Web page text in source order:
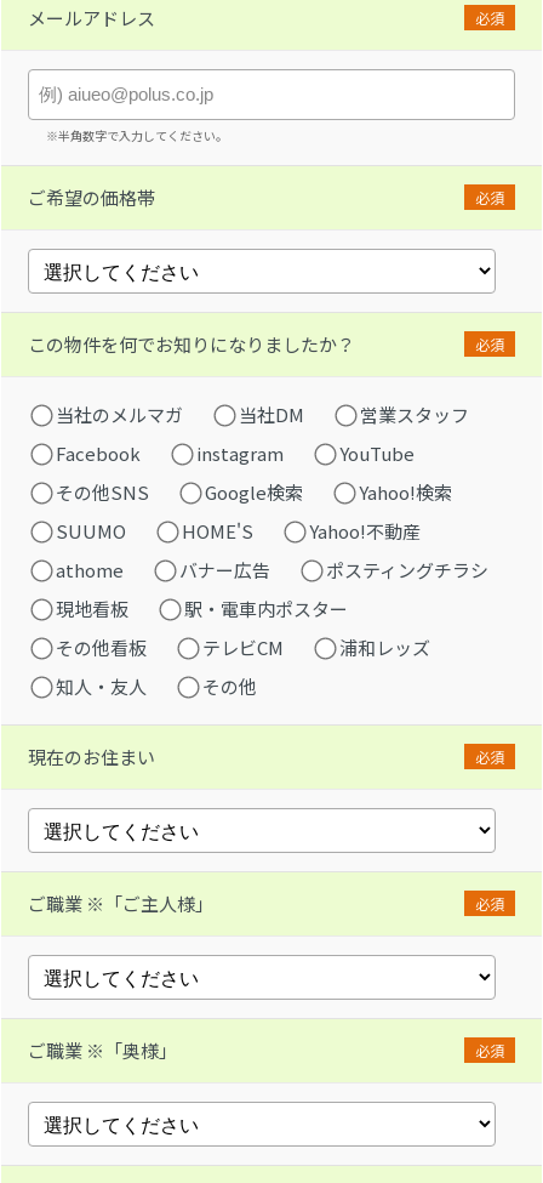
メールアドレス 必須
※半角数字で入力してください。
ご希望の価格帯 必須
この物件を何でお知りになりましたか？ 必須
当社のメルマガ 当社DM
営業スタッフ
Facebook
instagram
YouTube
その他SNS
Google検索
Yahoo!検索
SUUMO
HOME'S
Yahoo!不動産
athome
バナー広告
ポスティングチラシ
現地看板
駅・電車内ポスター
その他看板
テレビCM
浦和レッズ
知人・友人
その他
現在のお住まい 必須
ご職業 ※「ご主人様」 必須
ご職業 ※「奥様」 必須